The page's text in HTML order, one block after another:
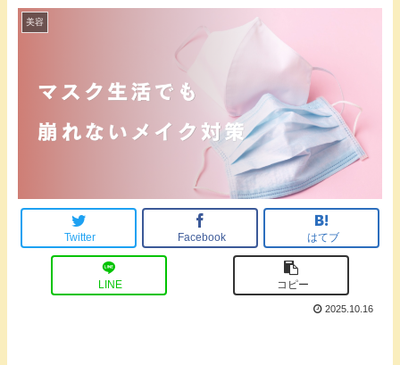
美容
Twitter Facebook はてブ
LINE コピー
2025.10.16